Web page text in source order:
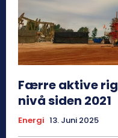
Færre aktive
nivå siden 2021
Energi 13. Juni 2025